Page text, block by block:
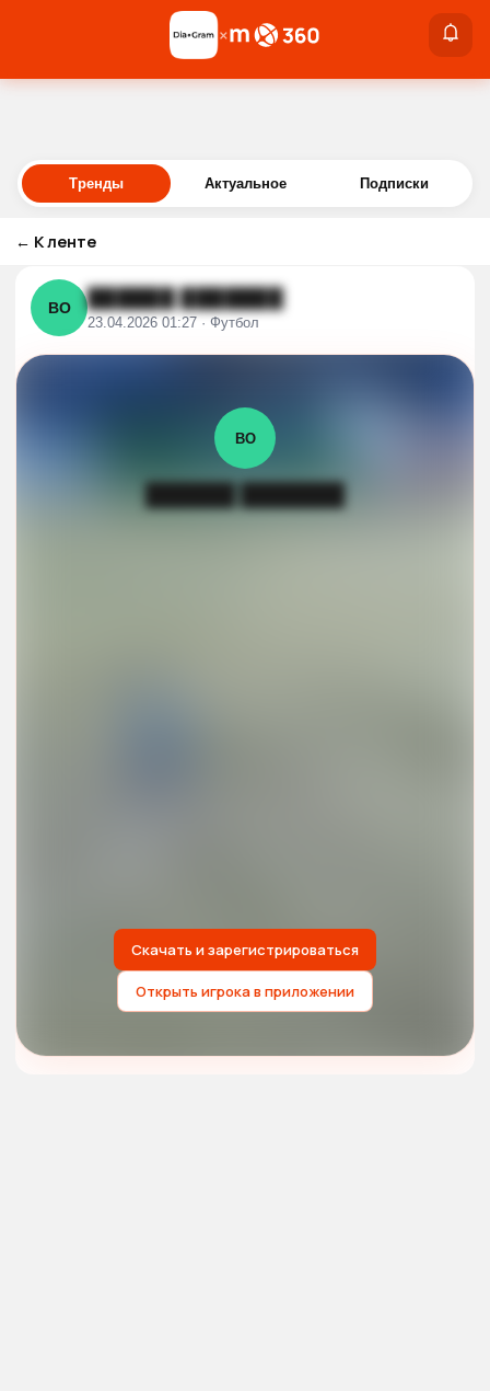
Войти
×
Тренды Актуальное Подписки
← К ленте
ВО ██████ ███████
23.04.2026 01:27 · Футбол
ВО
██████ ███████
Скачать и зарегистрироваться
Открыть игрока в приложении